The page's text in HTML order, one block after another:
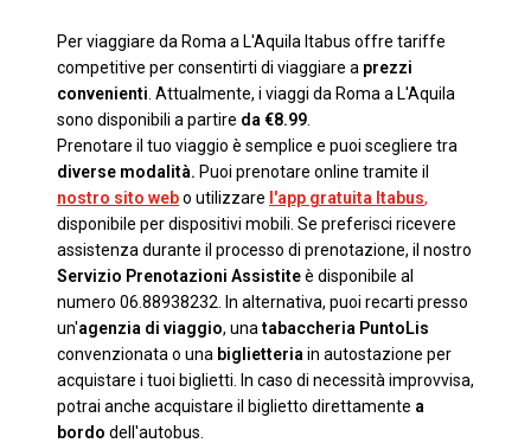
Per viaggiare da Roma a L'Aquila Itabus offre tariffe
competitive per consentirti di viaggiare a prezzi
convenienti . Attualmente, i viaggi da Roma a L'Aquila
sono disponibili a partire da €8.99
Prenotare il tuo viaggio è semplice e puoi scegliere tra
diverse modalità. Puoi prenotare online tramite il
nostro sito webo utilizzare l'app gratuita Itabus,
disponibile per dispositivi mobili. Se preferisci ricevere
assistenza durante il processo di prenotazione, il nostro
Servizio Prenotazioni Assistiteè disponibile al
numero 06.88938232. In alternativa, puoi recarti presso
un'agenzia di viaggio, unatabaccheria PuntoLis
convenzionata o una biglietteria in autostazione per
acquistare i tuoi biglietti. In caso di necessità improvvisa,
potrai anche acquistare il biglietto direttamente a
bordo dell'autobus.